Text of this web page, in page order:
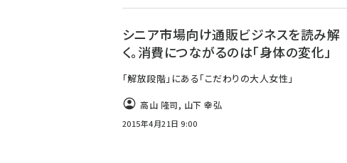
シニア市場向け通販ビジネスを読み解
く。消費につながるのは「身体の変化」
「解放段階」にある「こだわりの大人女性」
高山 隆司, 山下 幸弘
2015年4月21日 9:00